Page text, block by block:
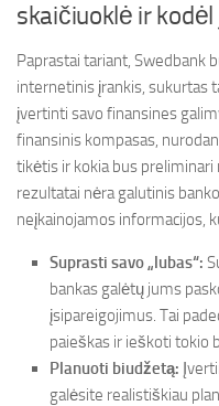
skaičiuoklė ir
Paprastai tariant, Swedbank
internetinis įrankis, sukurtas
įvertinti savo finansines
finansinis kompasas,
tikėtis ir kokia bus
rezultatai nėra galutinis
neįkainojamos informacijos,
Suprasti savo „lubas“:
bankas galėtų jums
įsipareigojimus. Tai
paieškas ir ieškoti tokio
Planuoti biudžetą:
galėsite realistiškiau